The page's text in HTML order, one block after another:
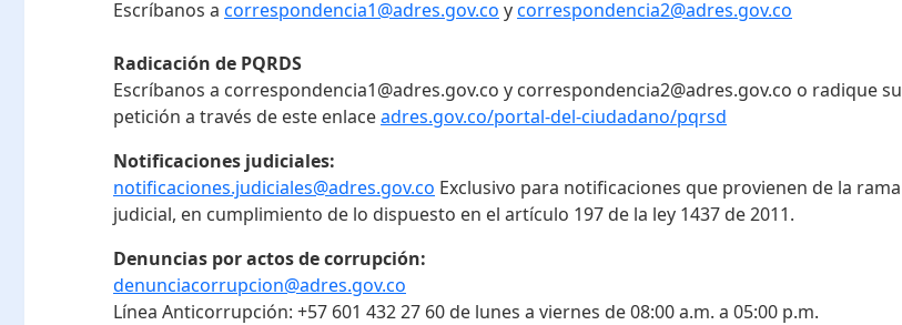
Escríbanos a correspondencia1@adres.gov.co ycorrespondencia2@adres.gov.co
Radicación de PQRDS
Escríbanos a correspondencia1@adres.gov.co y correspondencia2@adres.gov.co o radique su
petición a través de este enlaceadres.gov.co/portal-del-ciudadano/pqrsd
Notificaciones judiciales:
notificaciones.judiciales@adres.gov.co Exclusivo para notificaciones que provienen de la rama
judicial, en cumplimiento de lo dispuesto en el artículo 197 de la ley 1437 de 2011.
Denuncias por actos de corrupción:
denunciacorrupcion@adres.gov.co
Línea Anticorrupción: +57 601 432 27 60 de lunes a viernes de 08:00 a.m. a 05:00 p.m.